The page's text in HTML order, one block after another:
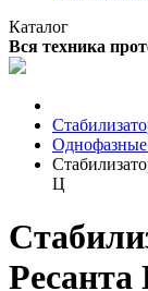
Каталог
Вся техника
Однофазные
Ц